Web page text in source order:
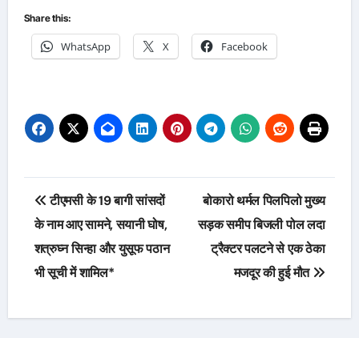
Share this:
WhatsApp X Facebook
Post
navigation
टीएमसी के 19 बागी सांसदों
के नाम आए सामने, सयानी घोष,
शत्रुघ्न सिन्हा और युसूफ पठान
भी सूची में शामिल*
बोकारो थर्मल पिलपिलो मुख्य
सड़क समीप बिजली पोल लदा
ट्रैक्टर पलटने से एक ठेका
मजदूर की हुई मौत